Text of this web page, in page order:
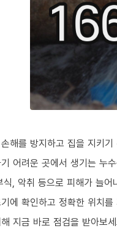
해를 방지하고 집을 지키기
어려운 곳에서 생기는 누
, 악취 등으로 피해가 늘
에 확인하고 정확한 위치
지금 바로 점검을 받아보